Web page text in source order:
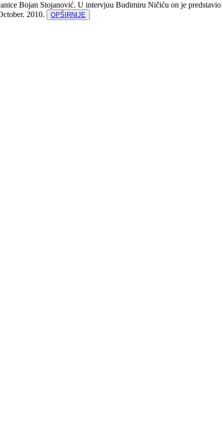
Bojan Stojanović. U intervjuu Budimiru Ničiću on je predstavio
2010. OPŠIRNIJE